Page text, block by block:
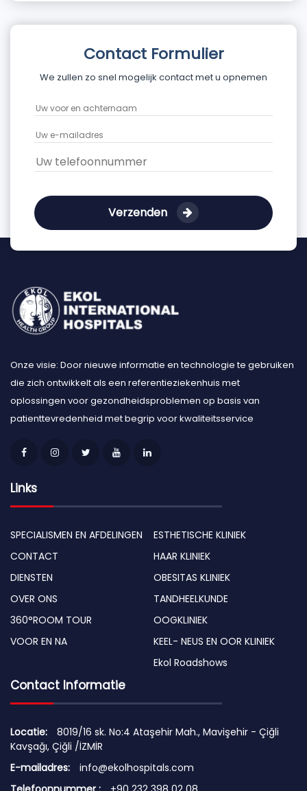
Contact Formulier
We zullen zo snel mogelijk contact met u opnemen
Verzenden
Onze visie: Door nieuwe informatie en technologie te gebruiken
die zich ontwikkelt als een referentieziekenhuis met
oplossingen voor gezondheidsproblemen op basis van
patienttevredenheid met begrip voor kwaliteitsservice
Links
SPECIALISMEN EN AFDELINGEN
CONTACT
DIENSTEN
OVER ONS
360°ROOM TOUR
VOOR EN NA
ESTHETISCHE KLINIEK
HAAR KLINIEK
OBESITAS KLINIEK
TANDHEELKUNDE
OOGKLINIEK
KEEL- NEUS EN OOR KLINIEK
Ekol Roadshows
Contact Informatie
Locatie:
8019/16 sk. No:4 Ataşehir Mah., Mavişehir - Çiğli
Kavşağı, Çiğli /İZMİR
E-mailadres:
info@ekolhospitals.com